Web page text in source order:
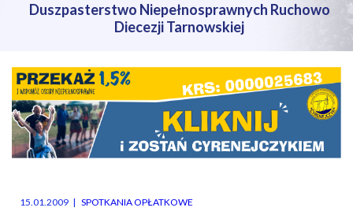
Duszpasterstwo Niepełnosprawnych Ruchowo
Diecezji Tarnowskiej
15.01.2009 SPOTKANIA OPŁATKOWE